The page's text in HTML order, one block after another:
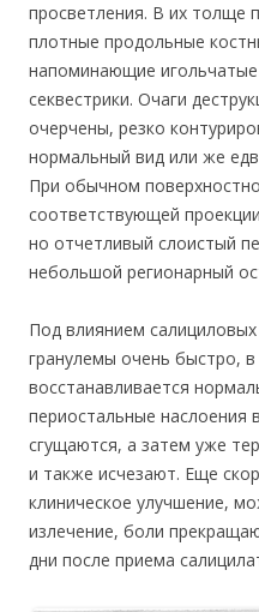
просветления. В их толще
плотные продольные
напоминающие
секвестрики. Очаги
очерчены, резко
нормальный вид или же
При обычном
соответствующей
но отчетливый слоистый
небольшой регионарный
Под влиянием
гранулемы очень быстро,
восстанавливается
периостальные наслоения
сгущаются, а затем уже
и также исчезают. Еще
клиническое улучшение,
излечение, боли
дни после приема